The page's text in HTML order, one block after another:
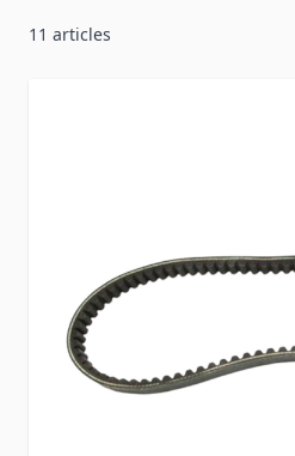
11 articles